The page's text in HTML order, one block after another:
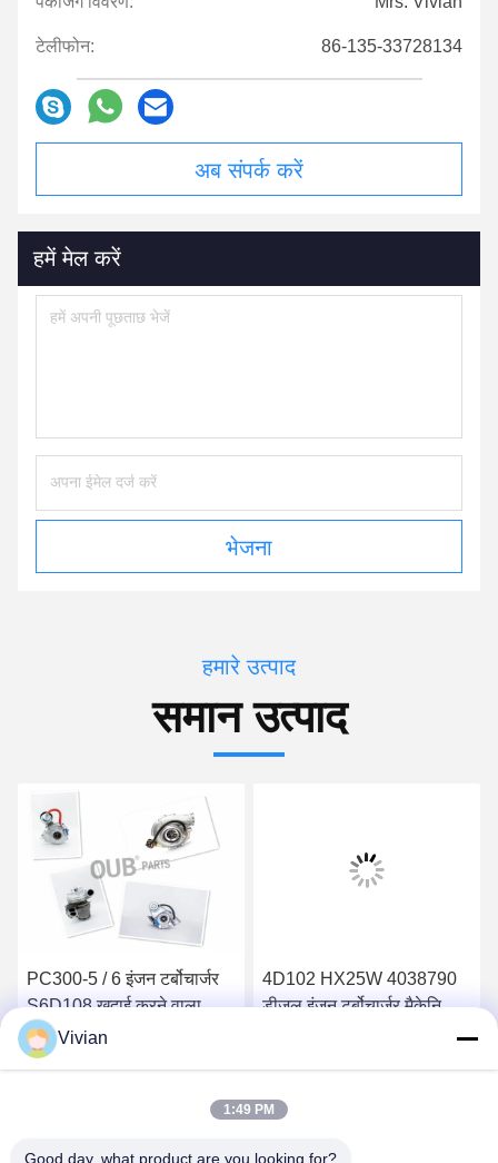
टेलीफोन: 86-135-33728134
अब संपर्क करें
हमें मेल करें
भेजना
हमारे उत्पाद
समान उत्पाद
PC300-5 / 6 इंजन टर्बोचार्जर
S6D108 खुदाई करने वाला
टर्बोचार्जर 4667040203
6672828210
सबसे अच्छी कीमत प्राप्त करें
4D102 HX25W 4038790
डीजल इंजन टर्बोचार्जर मैकेनिकल
Vivian
1:49 PM
Good day, what product are you looking for?